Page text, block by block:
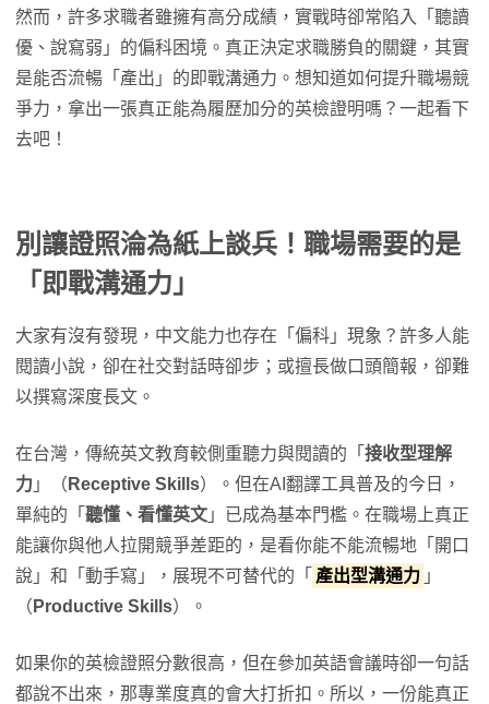
然而，許多求職者雖擁有高分成績，實戰時卻常陷入「聽讀
優、說寫弱」的偏科困境。真正決定求職勝負的關鍵，其實
是能否流暢「產出」的即戰溝通力。想知道如何提升職場競
爭力，拿出一張真正能為履歷加分的英檢證明嗎？一起看下
去吧！
別讓證照淪為紙上談兵！職場需要的是
「即戰溝通力」
大家有沒有發現，中文能力也存在「偏科」現象？許多人能
閱讀小說，卻在社交對話時卻步；或擅長做口頭簡報，卻難
以撰寫深度長文。
在台灣，傳統英文教育較側重聽力與閱讀的「 接收型理解
力 」（ Receptive Skills）。但在AI翻譯工具普及的今日，
單純的「 聽懂、看懂英文 」已成為基本門檻。在職場上真正
能讓你與他人拉開競爭差距的，是看你能不能流暢地「開口
說」和「動手寫」，展現不可替代的「 產出型溝通力 」
（ Productive Skills）。
如果你的英檢證照分數很高，但在參加英語會議時卻一句話
都說不出來，那專業度真的會大打折扣。所以，一份能真正